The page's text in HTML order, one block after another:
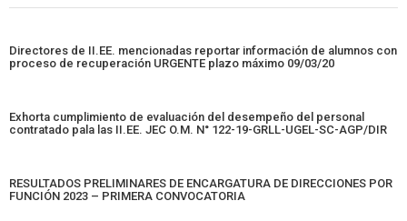
Directores de II.EE. mencionadas reportar información de alumnos con
proceso de recuperación URGENTE plazo máximo 09/03/20
Exhorta cumplimiento de evaluación del desempeño del personal
contratado pala las II.EE. JEC O.M. N° 122-19-GRLL-UGEL-SC-AGP/DIR
RESULTADOS PRELIMINARES DE ENCARGATURA DE DIRECCIONES POR
FUNCIÓN 2023 – PRIMERA CONVOCATORIA